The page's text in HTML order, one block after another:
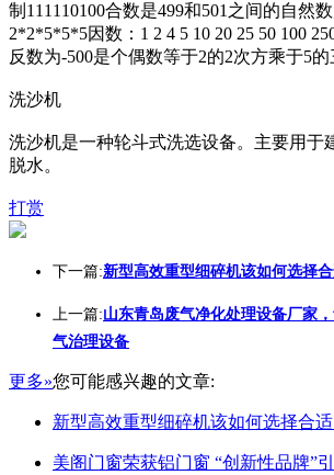
制111110100合数是499和501之间的自然
2*2*5*5*5因数：1 2 4 5 10 20 25 50 100
反数为-500是个偶数等于2的2次方乘于5
洗沙机
洗沙机是一种轮斗式洗选设备。主要用于
脱水。
打赏
下一篇:新型高效重型细碎机该如何选择
上一篇:山东青岛废气净化处理设备厂家
气治理设备
更多»您可能感兴趣的文章:
新型高效重型细碎机该如何选择合
美阁门窗荣获铝门窗 “创新性品牌”